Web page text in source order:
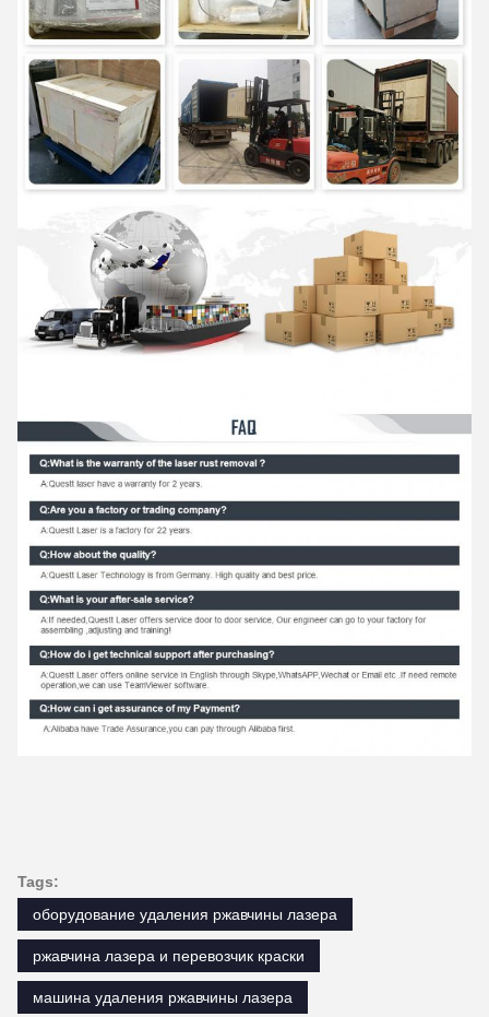
Tags:
оборудование удаления ржавчины лазера
ржавчина лазера и перевозчик краски
машина удаления ржавчины лазера